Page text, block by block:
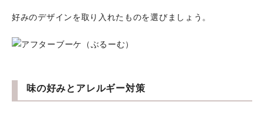
好みのデザインを取り入れたものを選びましょう。
味の好みとアレルギー対策